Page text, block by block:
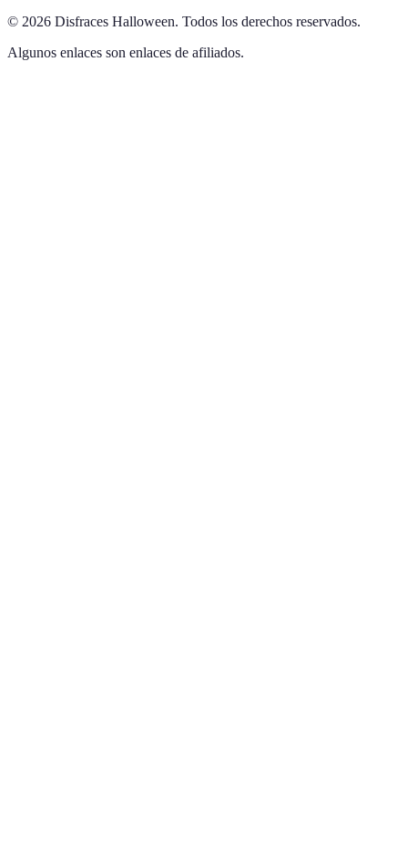
© 2026 Disfraces Halloween. Todos los derechos reservados.
Algunos enlaces son enlaces de afiliados.